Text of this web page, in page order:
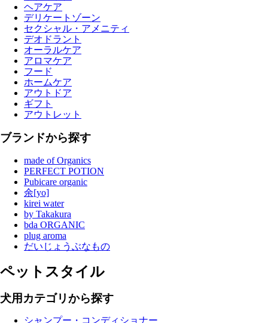
ヘアケア
デリケートゾーン
セクシャル・アメニティ
デオドラント
オーラルケア
アロマケア
フード
ホームケア
アウトドア
ギフト
アウトレット
ブランドから探す
made of Organics
PERFECT POTION
Pubicare organic
余[yo]
kirei water
by Takakura
bda ORGANIC
plug aroma
だいじょうぶなもの
ペットスタイル
犬用カテゴリから探す
シャンプー・コンディショナー